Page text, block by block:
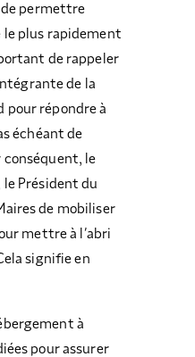
de permettre
le plus rapidement
de rappeler
de la
pour répondre à
échéant de
le
Président du
de mobiliser
mettre à l’abri
signifie en
à
pour assurer